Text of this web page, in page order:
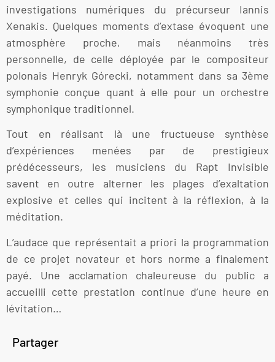
investigations numériques du précurseur Iannis
Xenakis. Quelques moments d’extase évoquent une
atmosphère proche, mais néanmoins très
personnelle, de celle déployée par le compositeur
polonais Henryk Górecki, notamment dans sa 3ème
symphonie conçue quant à elle pour un orchestre
symphonique traditionnel.
Tout en réalisant là une fructueuse synthèse
d’expériences menées par de prestigieux
prédécesseurs, les musiciens du Rapt Invisible
savent en outre alterner les plages d’exaltation
explosive et celles qui incitent à la réflexion, à la
méditation.
L’audace que représentait a priori la programmation
de ce projet novateur et hors norme a finalement
payé. Une acclamation chaleureuse du public a
accueilli cette prestation continue d’une heure en
lévitation…
Partager